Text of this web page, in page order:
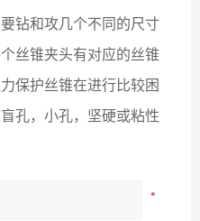
钻和攻几个不同的尺寸
丝锥夹头有对应的丝锥
保护丝锥在进行比较困
孔，小孔，坚硬或粘性